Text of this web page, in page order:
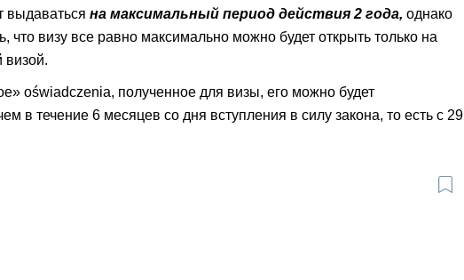
выдаваться на максимальный период действия 2 года, однако
что визу все равно максимально можно будет открыть только на
визой.
оświadczenia, полученное для визы, его можно будет
в течение 6 месяцев со дня вступления в силу закона, то есть с 29